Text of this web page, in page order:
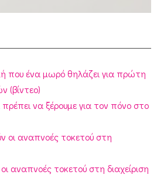
που ένα μωρό θηλάζει για πρώτη
(βίντεο)
πρέπει να ξέρουμε για τον πόνο στο
οι αναπνοές τοκετού στη
αναπνοές τοκετού στη διαχείριση